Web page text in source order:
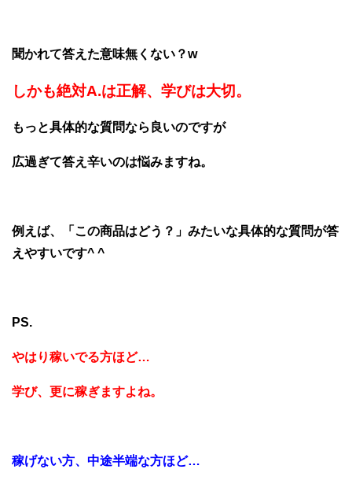
聞かれて答えた意味無くない？w
しかも絶対A.は正解、学びは大切。
もっと具体的な質問なら良いのですが
広過ぎて答え辛いのは悩みますね。
例えば、「この商品はどう？」みたいな具体的な質問が答
えやすいです^ ^
PS.
やはり稼いでる方ほど…
学び、更に稼ぎますよね。
稼げない方、中途半端な方ほど…